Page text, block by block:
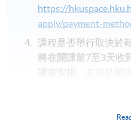
https://
apply/payment-
課程是否舉行取決於
將在開課前7至3天收
以上時間和地點為暫